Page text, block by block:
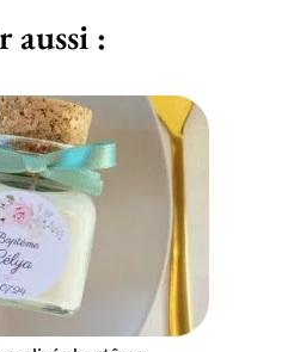
aussi :